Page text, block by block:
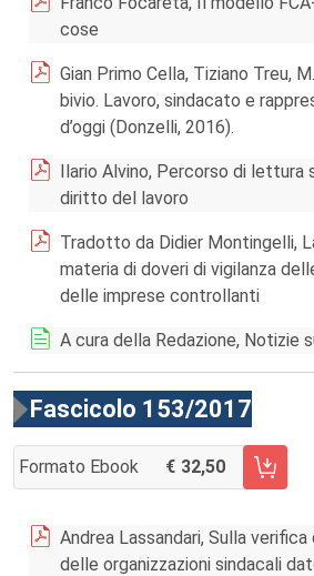
cose
Gian Primo Cella, Tiziano Treu,
bivio. Lavoro, sindacato e
d’oggi (Donzelli, 2016).
Ilario Alvino, Percorso di lettura
diritto del lavoro
Tradotto da Didier Montingelli,
materia di doveri di vigilanza
delle imprese controllanti
A cura della Redazione, Notizie
Fascicolo 153/2017
Formato Ebook 32,50
AGGIUNGI AL CARRELLO FASCICOLO
Andrea Lassandari, Sulla
delle organizzazioni sindacali